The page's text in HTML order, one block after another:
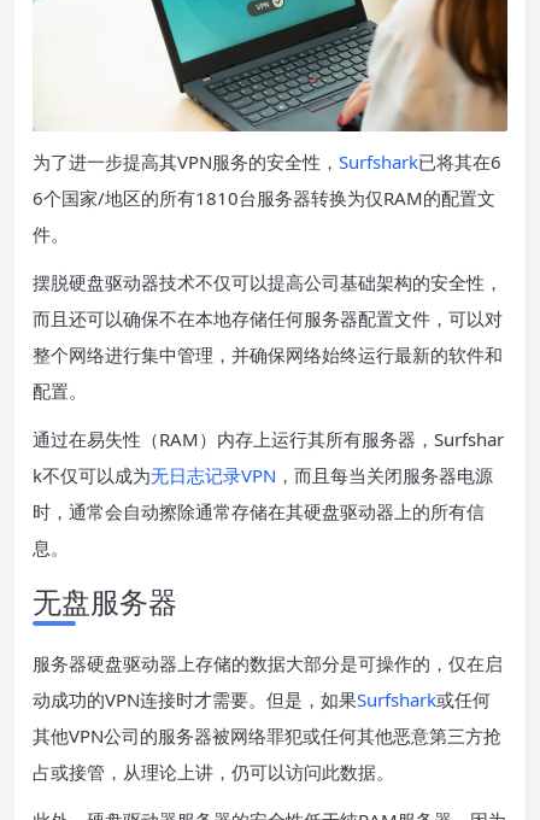
为了进一步提高其VPN服务的安全性， Surfshark已将其在6
6个国家/地区的所有1810台服务器转换为仅RAM的配置文
件。
摆脱硬盘驱动器技术不仅可以提高公司基础架构的安全性，
而且还可以确保不在本地存储任何服务器配置文件，可以对
整个网络进行集中管理，并确保网络始终运行最新的软件和
配置。
通过在易失性（RAM）内存上运行其所有服务器，Surfshar
k不仅可以成为无日志记录VPN ，而且每当关闭服务器电源
时，通常会自动擦除通常存储在其硬盘驱动器上的所有信
息。
无盘服务器
服务器硬盘驱动器上存储的数据大部分是可操作的，仅在启
动成功的VPN连接时才需要。但是，如果Surfshark或任何
其他VPN公司的服务器被网络罪犯或任何其他恶意第三方抢
占或接管，从理论上讲，仍可以访问此数据。